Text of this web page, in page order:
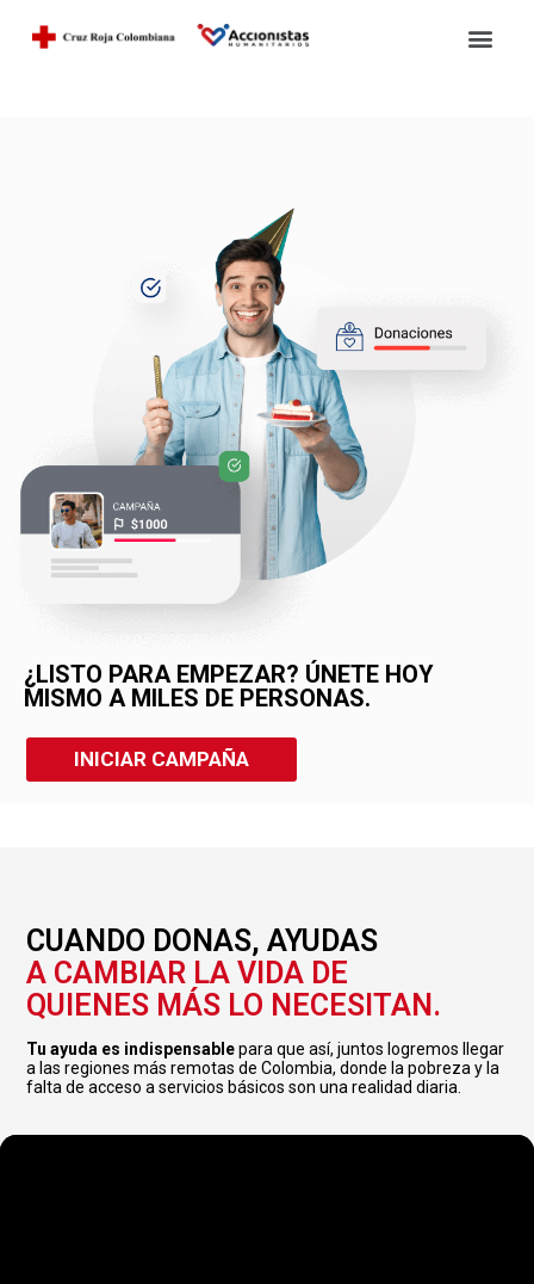
¿LISTO PARA EMPEZAR? ÚNETE HOY
MISMO A MILES DE PERSONAS.
INICIAR CAMPAÑA
CUANDO DONAS, AYUDAS
A CAMBIAR LA VIDA DE
QUIENES MÁS LO NECESITAN.
Tu ayuda es indispensablepara que así, juntos logremos llegar
a las regiones más remotas de Colombia, donde la pobreza y la
falta de acceso a servicios básicos son una realidad diaria.